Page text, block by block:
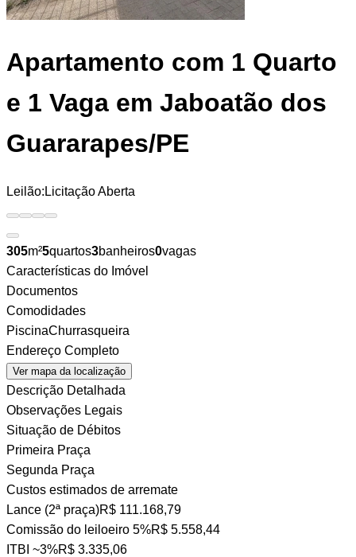
Apartamento com 1 Quarto
e 1 Vaga em Jaboatão dos
Guararapes/PE
Leilão: Licitação Aberta
305m²5quartos3banheiros0vagas
Características do Imóvel
Documentos
Comodidades
PiscinaChurrasqueira
Endereço Completo
Ver mapa da localização
Descrição Detalhada
Observações Legais
Situação de Débitos
Primeira Praça
Segunda Praça
Custos estimados de arremate
Lance (2ª praça)R$ 111.168,79
Comissão do leiloeiro 5%R$ 5.558,44
ITBI ~3%R$ 3.335,06